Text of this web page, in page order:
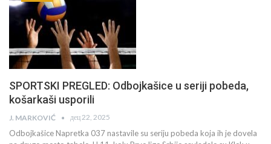
SPORTSKI PREGLED: Odbojkašice u seriji pobeda,
košarkaši usporili
J. MARKOVIĆ дец 22, 2025
Odbojkašice Napretka 037 nastavile su seriju pobeda koja ih je dovela